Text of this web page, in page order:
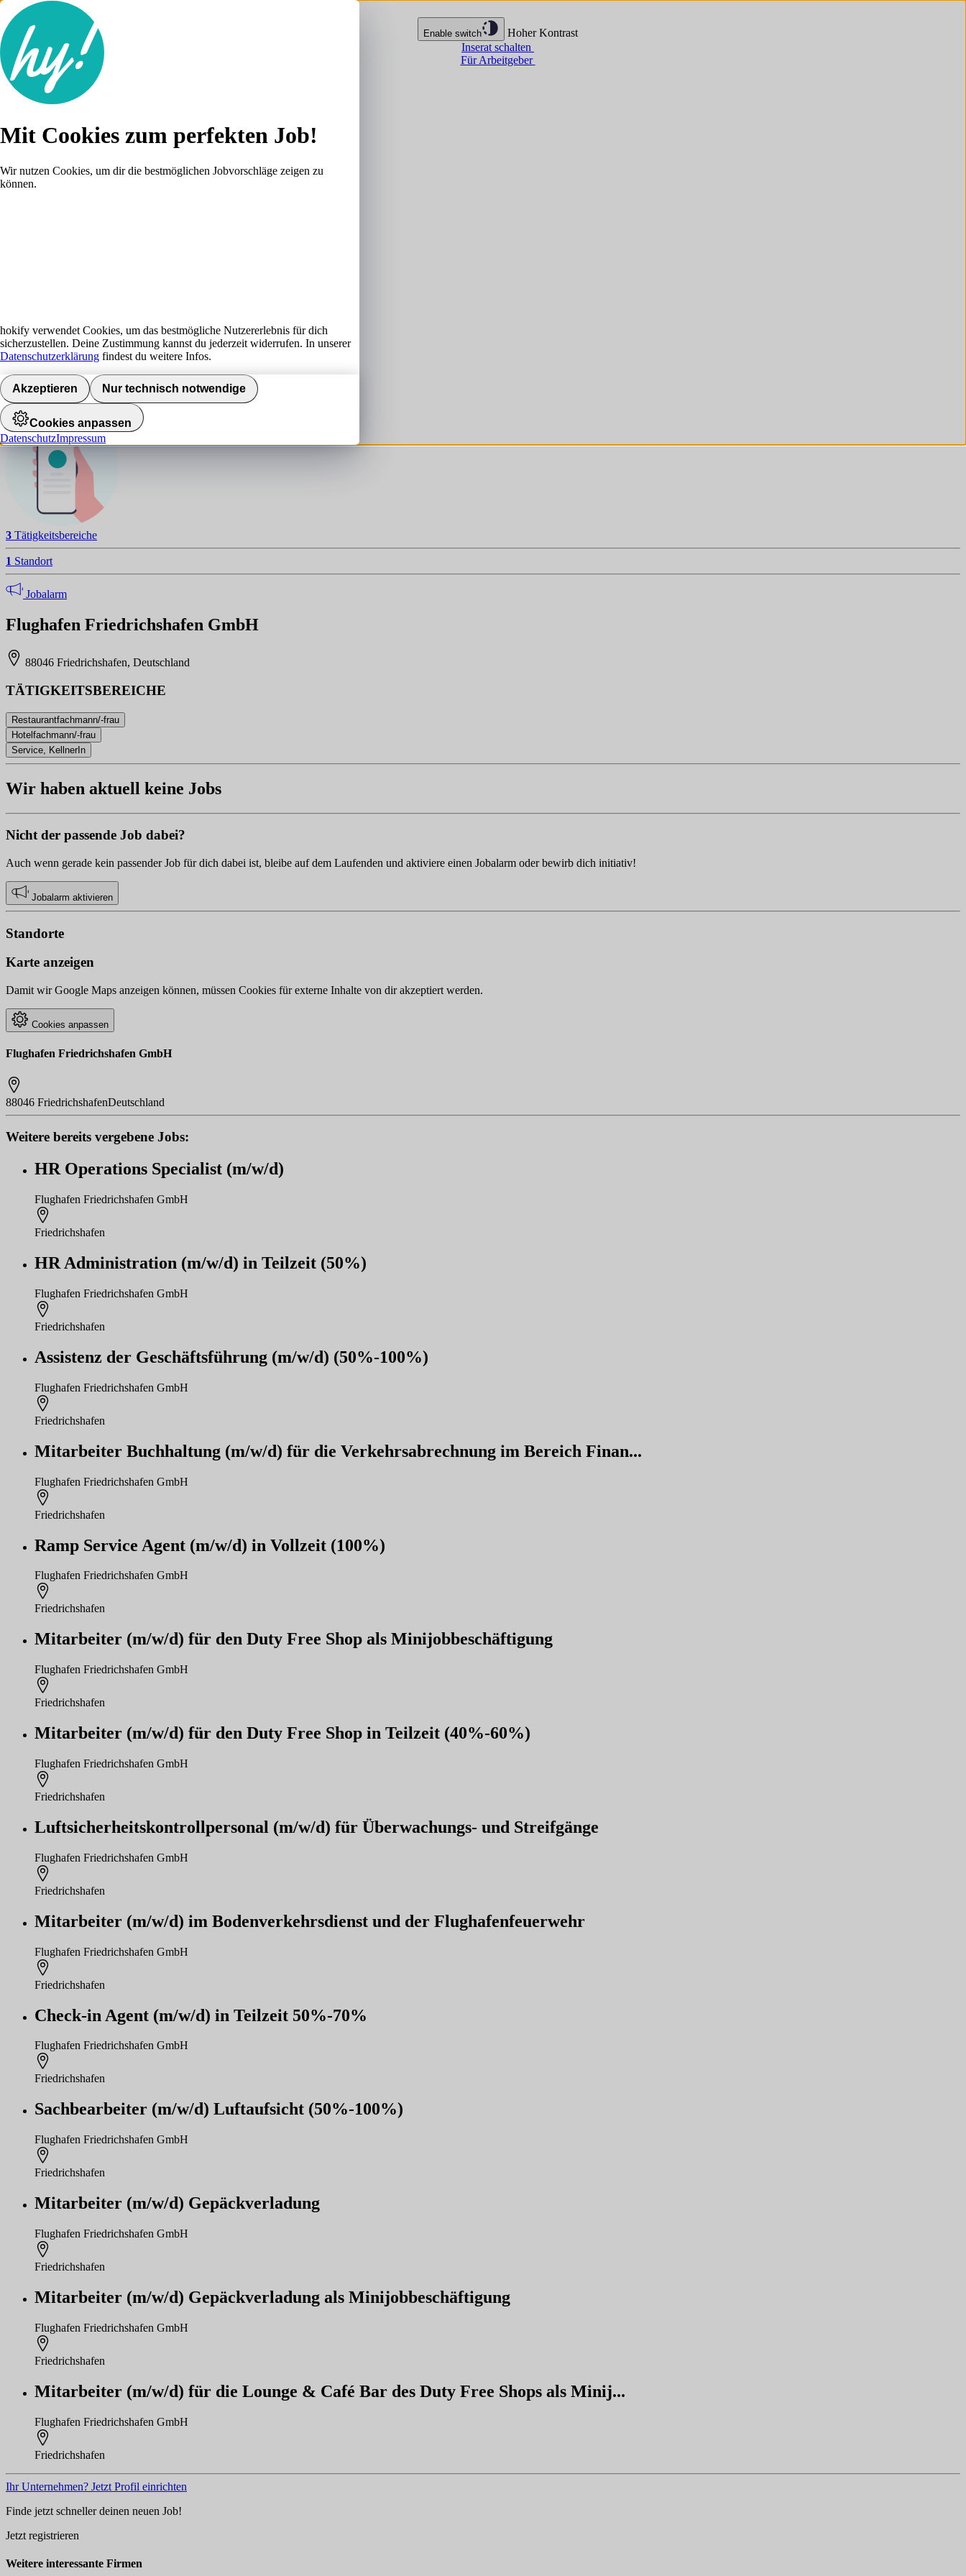
Enable switch
Hoher Kontrast
Inserat schalten
Für Arbeitgeber
Lebenslauf
F
NAVIGATION
Jobalarm aktivieren
3 Tätigkeitsbereiche
1 Standort
Jobalarm
Flughafen Friedrichshafen GmbH
88046 Friedrichshafen, Deutschland
TÄTIGKEITSBEREICHE
Restaurantfachmann/-frau
Hotelfachmann/-frau
Service, KellnerIn
Wir haben aktuell keine Jobs
Nicht der passende Job dabei?
Auch wenn gerade kein passender Job für dich dabei ist, bleibe auf dem Laufenden und aktiviere einen Jobalarm oder bewirb dich initiativ!
Jobalarm aktivieren
Standorte
Karte anzeigen
Damit wir Google Maps anzeigen können, müssen Cookies für externe Inhalte von dir akzeptiert werden.
Cookies anpassen
Flughafen Friedrichshafen GmbH
88046 FriedrichshafenDeutschland
Weitere bereits vergebene Jobs:
HR Operations Specialist (m/w/d)
Flughafen Friedrichshafen GmbH
Friedrichshafen
HR Administration (m/w/d) in Teilzeit (50%)
Flughafen Friedrichshafen GmbH
Friedrichshafen
Assistenz der Geschäftsführung (m/w/d) (50%-100%)
Flughafen Friedrichshafen GmbH
Friedrichshafen
Mitarbeiter Buchhaltung (m/w/d) für die Verkehrsabrechnung im Bereich Finan...
Flughafen Friedrichshafen GmbH
Friedrichshafen
Ramp Service Agent (m/w/d) in Vollzeit (100%)
Flughafen Friedrichshafen GmbH
Friedrichshafen
Mitarbeiter (m/w/d) für den Duty Free Shop als Minijobbeschäftigung
Flughafen Friedrichshafen GmbH
Friedrichshafen
Mitarbeiter (m/w/d) für den Duty Free Shop in Teilzeit (40%-60%)
Flughafen Friedrichshafen GmbH
Friedrichshafen
Luftsicherheitskontrollpersonal (m/w/d) für Überwachungs- und Streifgänge
Flughafen Friedrichshafen GmbH
Friedrichshafen
Mitarbeiter (m/w/d) im Bodenverkehrsdienst und der Flughafenfeuerwehr
Flughafen Friedrichshafen GmbH
Friedrichshafen
Check-in Agent (m/w/d) in Teilzeit 50%-70%
Flughafen Friedrichshafen GmbH
Friedrichshafen
Sachbearbeiter (m/w/d) Luftaufsicht (50%-100%)
Flughafen Friedrichshafen GmbH
Friedrichshafen
Mitarbeiter (m/w/d) Gepäckverladung
Flughafen Friedrichshafen GmbH
Friedrichshafen
Mitarbeiter (m/w/d) Gepäckverladung als Minijobbeschäftigung
Flughafen Friedrichshafen GmbH
Friedrichshafen
Mitarbeiter (m/w/d) für die Lounge & Café Bar des Duty Free Shops als Minij...
Flughafen Friedrichshafen GmbH
Friedrichshafen
Ihr Unternehmen? Jetzt Profil einrichten
Finde jetzt schneller deinen neuen Job!
Jetzt registrieren
Weitere interessante Firmen
Mit Cookies zum perfekten Job!
Wir nutzen Cookies, um dir die bestmöglichen Jobvorschläge zeigen zu
können.
hokify verwendet Cookies, um das bestmögliche Nutzererlebnis für dich
sicherzustellen. Deine Zustimmung kannst du jederzeit widerrufen. In unserer
Datenschutzerklärung findest du weitere Infos.
Akzeptieren Nur technisch notwendige
Cookies anpassen
DatenschutzImpressum